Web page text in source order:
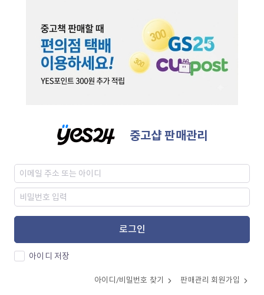
중고샵 판매관리
로그인
아이디 저장
아이디/비밀번호 찾기 판매관리 회원가입